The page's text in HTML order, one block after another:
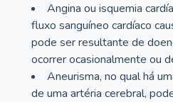
Angina ou isquemia
fluxo sanguíneo cardíaco
pode ser resultante de
ocorrer ocasionalmente ou
Aneurisma, no qual há
de uma artéria cerebral,